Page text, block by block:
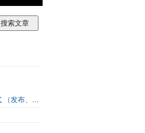
SQL Server 2008 数据库同步的两种方式 （发布、订阅）